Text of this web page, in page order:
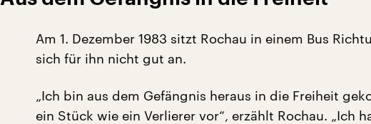
Am 1. Dezember 1983 sitzt Rochau in einem Bus
sich für ihn nicht gut an.
„Ich bin aus dem Gefängnis heraus in die Freiheit
ein Stück wie ein Verlierer vor“, erzählt Rochau. „Ich